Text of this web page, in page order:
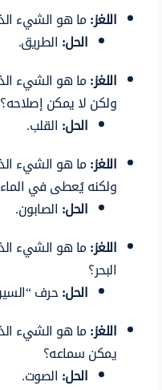
اللغز:ما هو الشيء
الحل: الطريق.
اللغز:ما هو الشيء
ولكن لا يمكن إصلاحه؟
الحل: القلب.
اللغز:ما هو الشيء
ولكنه يُعطى في
الحل: الصابون.
اللغز:ما هو الشيء
البحر؟
الحل:حرف
اللغز:ما هو الشيء
يمكن سماعه؟
الحل: الصوت.